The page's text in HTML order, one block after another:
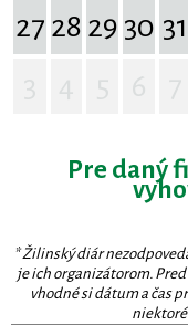
27 28 29 30 31
Pre daný
* Žilinský diár
je ich organizátorom.
vhodné si dátum a čas